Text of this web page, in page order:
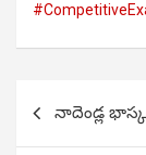
navigation
నాదెండ్ల